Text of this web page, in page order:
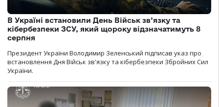
В Україні встановили День Військ зв’язку та
кібербезпеки ЗСУ, який щороку відзначатимуть 8
серпня
Президент України Володимир Зеленський підписав указ про
встановлення Дня Військ зв'язку та кібербезпеки Збройних Сил
України.